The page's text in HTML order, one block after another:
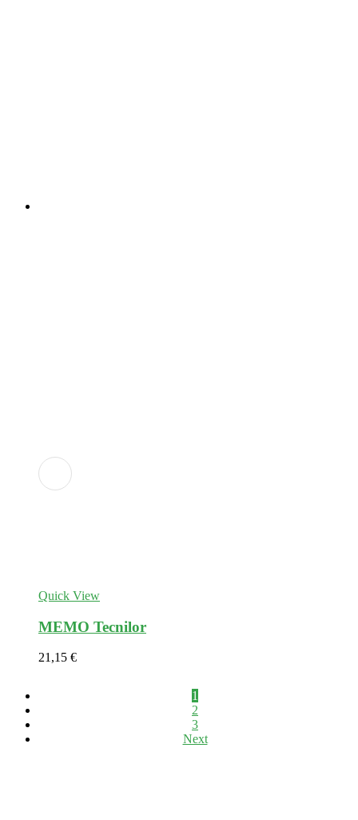
Quick View
MEMO Tecnilor
21,15 €
1
2
3
Next